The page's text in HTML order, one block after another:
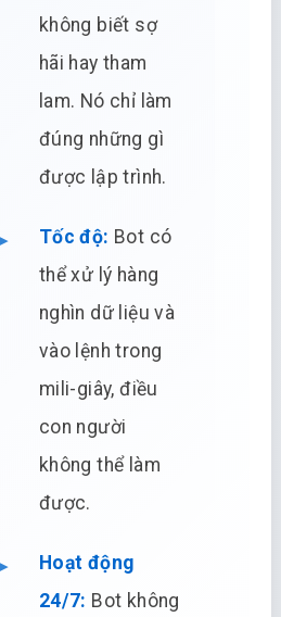
không biết sợ
hãi hay tham
lam. Nó chỉ làm
đúng những gì
được lập trình.
Tốc độ: Bot có
thể xử lý hàng
nghìn dữ liệu và
vào lệnh trong
mili-giây, điều
con người
không thể làm
được.
Hoạt động
24/7: Bot không